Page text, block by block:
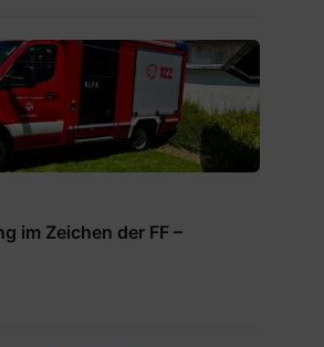
im Zeichen der FF –